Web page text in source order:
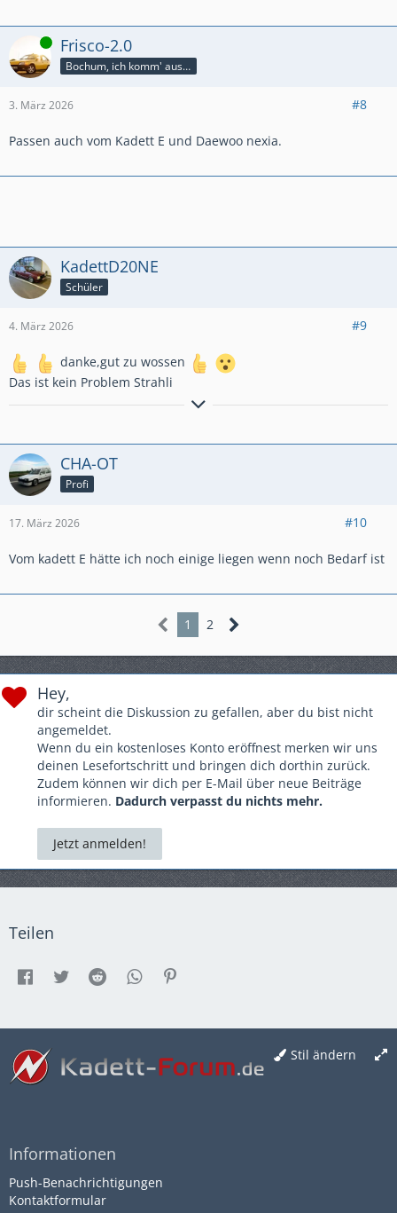
Online Frisco-2.0
Bochum, ich komm' aus dir
3. März 2026 #8
Passen auch vom Kadett E und Daewoo nexia.
KadettD20NE
Schüler
4. März 2026 #9
danke,gut zu wossen
Das ist kein Problem Strahli
Ich kann auch ohne Spaß, Alkohol haben!
CHA-OT
Profi
17. März 2026 #10
Vom kadett E hätte ich noch einige liegen wenn noch Bedarf ist
1 2
Hey,
dir scheint die Diskussion zu gefallen, aber du bist nicht
angemeldet.
Wenn du ein kostenloses Konto eröffnest merken wir uns
deinen Lesefortschritt und bringen dich dorthin zurück.
Zudem können wir dich per E-Mail über neue Beiträge
informieren. Dadurch verpasst du nichts mehr.
Jetzt anmelden!
Teilen
Stil ändern
Informationen
Push-Benachrichtigungen
Kontaktformular